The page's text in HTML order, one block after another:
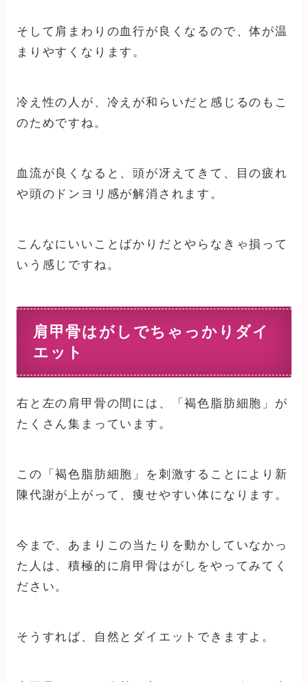
そして肩まわりの血行が良くなるので、体が温
まりやすくなります。
冷え性の人が、冷えが和らいだと感じるのもこ
のためですね。
血流が良くなると、頭が冴えてきて、目の疲れ
や頭のドンヨリ感が解消されます。
こんなにいいことばかりだとやらなきゃ損って
いう感じですね。
肩甲骨はがしでちゃっかりダイ
エット
右と左の肩甲骨の間には、「褐色脂肪細胞」が
たくさん集まっています。
この「褐色脂肪細胞」を刺激することにより新
陳代謝が上がって、痩せやすい体になります。
今まで、あまりこの当たりを動かしていなかっ
た人は、積極的に肩甲骨はがしをやってみてく
ださい。
そうすれば、自然とダイエットできますよ。